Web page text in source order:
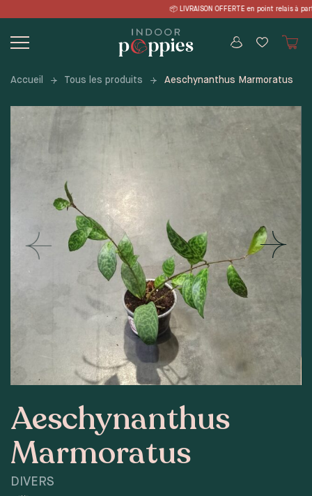
content
OFFERTE en point relais à
Accueil Tous les produits Aeschynanthus Marmoratus
Aeschynanthus
Marmoratus
DIVERS